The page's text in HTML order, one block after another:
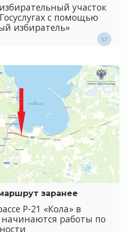
участок
с помощью
избиратель»
67
заранее
Р-21 «Кола» в
работы по